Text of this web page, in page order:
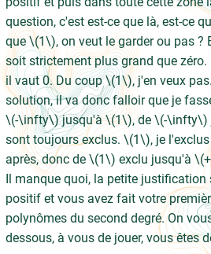
question, c'est est-ce que là, est-ce
que \(1\), on veut le garder ou pas ?
soit strictement plus grand que
il vaut 0. Du coup \(1\), j'en veux
solution, il va donc falloir que je
\(-\infty\) jusqu'à \(1\), de \(-\infty\)
sont toujours exclus. \(1\), je
après, donc de \(1\) exclu jusqu'à
Il manque quoi, la petite
positif et vous avez fait votre
polynômes du second degré. On
dessous, à vous de jouer, vous êtes